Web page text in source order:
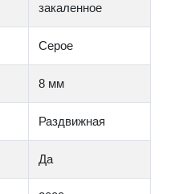
закаленное
Серое
8 мм
Раздвижная
Да